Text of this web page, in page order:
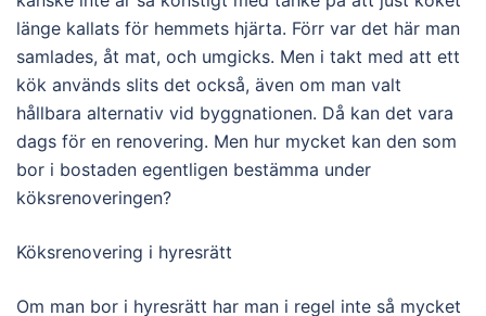
länge kallats för hemmets hjärta. Förr var det här man
samlades, åt mat, och umgicks. Men i takt med att ett
kök används slits det också, även om man valt
hållbara alternativ vid byggnationen. Då kan det vara
dags för en renovering. Men hur mycket kan den som
bor i bostaden egentligen bestämma under
köksrenoveringen?
Köksrenovering i hyresrätt
Om man bor i hyresrätt har man i regel inte så mycket